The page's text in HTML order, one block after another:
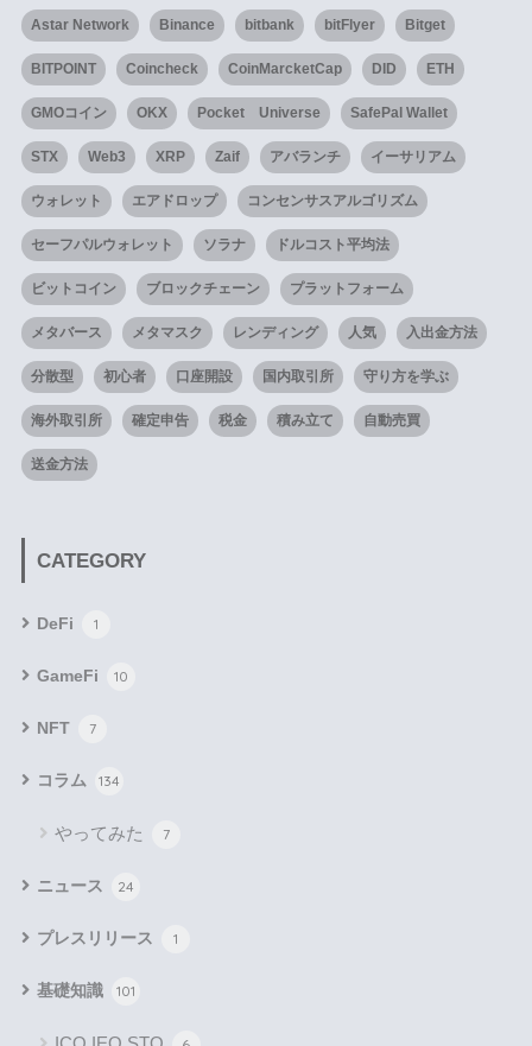
Astar Network Binance bitbank bitFlyer Bitget
BITPOINT Coincheck CoinMarcketCap DID ETH
GMOコイン OKX Pocket Universe SafePal Wallet
STX Web3 XRP Zaif アバランチ イーサリアム
ウォレット エアドロップ コンセンサスアルゴリズム
セーフパルウォレット ソラナ ドルコスト平均法
ビットコイン ブロックチェーン プラットフォーム
メタバース メタマスク レンディング 人気 入出金方法
分散型 初心者 口座開設 国内取引所 守り方を学ぶ
海外取引所 確定申告 税金 積み立て 自動売買
送金方法
CATEGORY
DeFi 1
GameFi 10
NFT 7
コラム 134
やってみた 7
ニュース 24
プレスリリース 1
基礎知識 101